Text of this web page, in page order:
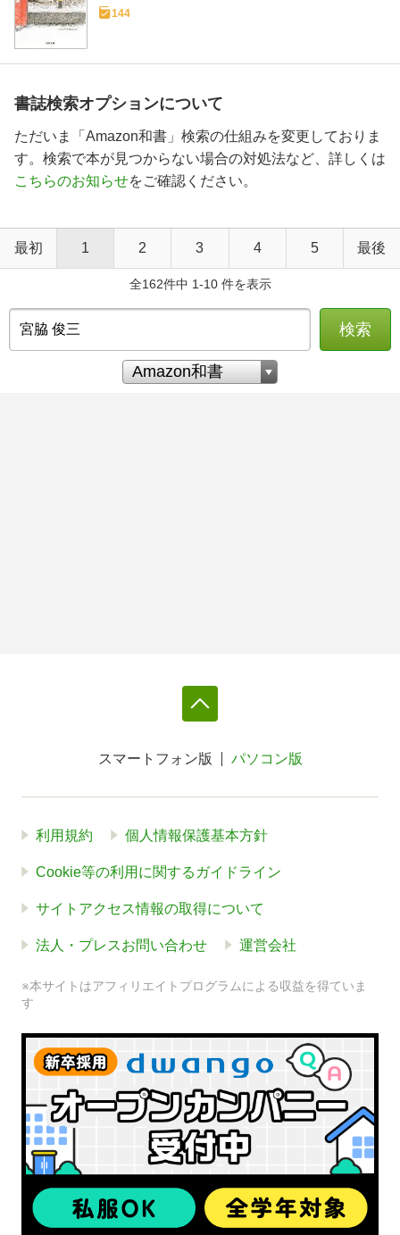
144
書誌検索オプションについて
ただいま「Amazon和書」検索の仕組みを変更しておりま
す。検索で本が見つからない場合の対処法など、詳しくは
こちらのお知らせをご確認ください。
最初 1 2 3 4 5 最後
全162件中 1-10 件を表示
検索
スマートフォン版 パソコン版
利用規約 個人情報保護基本方針
Cookie等の利用に関するガイドライン
サイトアクセス情報の取得について
法人・プレスお問い合わせ 運営会社
※本サイトはアフィリエイトプログラムによる収益を得ていま
す